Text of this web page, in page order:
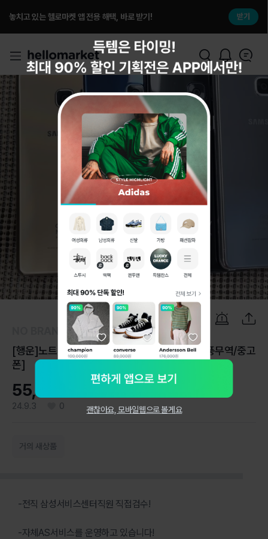
놓치고 있는 헬로마켓 앱 전용 해택, 바로 받기! 받기
1 / 6
[행운]노트7FE대/소량/정품판매판매중[김포][풍무역/중고
폰]
55,000원
24.9.3 0
거의 새상품
-전직 삼성서비스센터직원 직접검수!
-자체AS서비스를 운영하고 있습니다!
괜찮아요, 모바일웹으로 볼게요